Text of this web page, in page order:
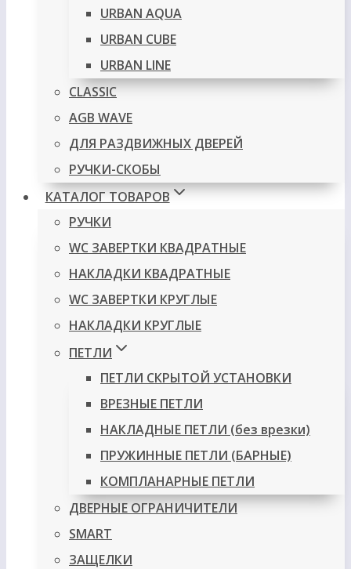
URBAN AQUA
URBAN CUBE
URBAN LINE
CLASSIC
AGB WAVE
ДЛЯ РАЗДВИЖНЫХ ДВЕРЕЙ
РУЧКИ-СКОБЫ
КАТАЛОГ ТОВАРОВ
РУЧКИ
WC ЗАВЕРТКИ КВАДРАТНЫЕ
НАКЛАДКИ КВАДРАТНЫЕ
WC ЗАВЕРТКИ КРУГЛЫЕ
НАКЛАДКИ КРУГЛЫЕ
ПЕТЛИ
ПЕТЛИ СКРЫТОЙ УСТАНОВКИ
ВРЕЗНЫЕ ПЕТЛИ
НАКЛАДНЫЕ ПЕТЛИ (без врезки)
ПРУЖИННЫЕ ПЕТЛИ (БАРНЫЕ)
КОМПЛАНАРНЫЕ ПЕТЛИ
ДВЕРНЫЕ ОГРАНИЧИТЕЛИ
SMART
ЗАЩЕЛКИ